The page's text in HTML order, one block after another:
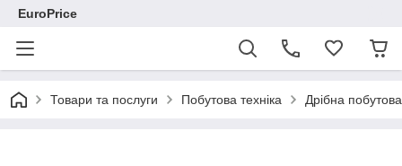
EuroPrice
Товари та послуги Побутова техніка Дрібна